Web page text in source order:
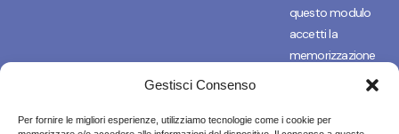
Gestisci Consenso
Per fornire le migliori esperienze, utilizziamo tecnologie come i cookie per
questo modulo
accetti la
memorizzazione
e la gestione dei
questo sito web,